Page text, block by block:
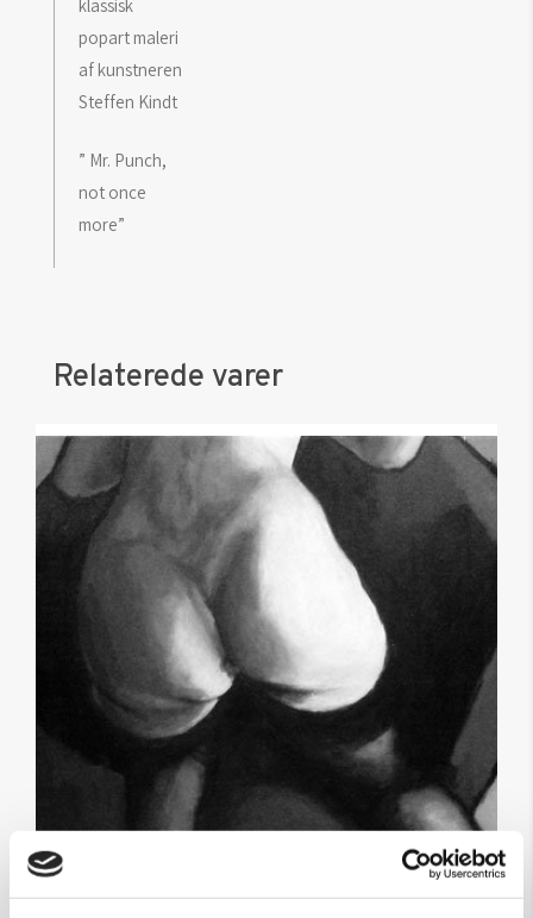
klassisk
popart maleri
af kunstneren
Steffen Kindt
” Mr. Punch,
not once
more”
Relaterede varer